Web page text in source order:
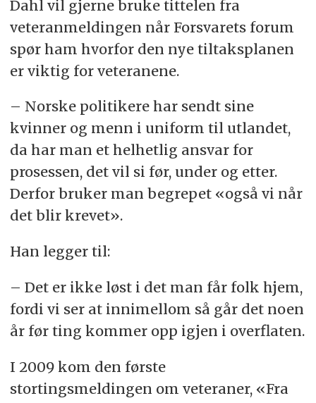
Dahl vil gjerne bruke tittelen fra
veteranmeldingen når Forsvarets forum
spør ham hvorfor den nye tiltaksplanen
er viktig for veteranene.
– Norske politikere har sendt sine
kvinner og menn i uniform til utlandet,
da har man et helhetlig ansvar for
prosessen, det vil si før, under og etter.
Derfor bruker man begrepet «også vi når
det blir krevet».
Han legger til:
– Det er ikke løst i det man får folk hjem,
fordi vi ser at innimellom så går det noen
år før ting kommer opp igjen i overflaten.
I 2009 kom den første
stortingsmeldingen om veteraner, «Fra